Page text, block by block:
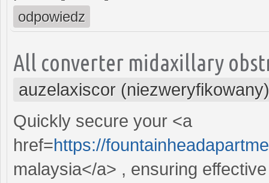
odpowiedz
All converter midaxillary
auzelaxiscor (niezweryfikowany)
Quickly secure your <a
href=https://
malaysia</a> , ensuring